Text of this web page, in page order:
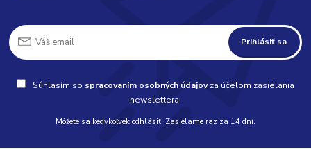
Prihlásiť sa
Súhlasím so spracovaním osobných údajovza účelom zasielania
newslettera.
Môžete sa kedykoľvek odhlásiť. Zasielame raz za 14 dní.